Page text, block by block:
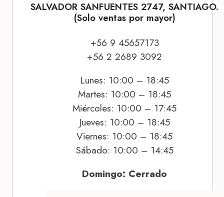
SALVADOR SANFUENTES 2747, SANTIAGO.
(Solo ventas por mayor)
+56 9 45657173
+56 2 2689 3092
Lunes: 10:00 – 18:45
Martes: 10:00 – 18:45
Miércoles: 10:00 – 17:45
Jueves: 10:00 – 18:45
Viernes: 10:00 – 18:45
Sábado: 10:00 – 14:45
Domingo: Cerrado